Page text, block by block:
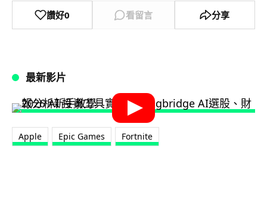
讚好0 看留言 分享
最新影片
Apple Epic Games Fortnite